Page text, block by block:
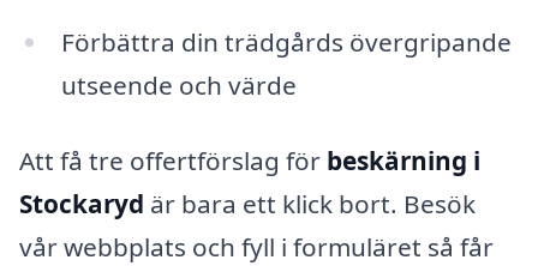
Förbättra din trädgårds övergripande
utseende och värde
Att få tre offertförslag för beskärning i
Stockaryd är bara ett klick bort. Besök
vår webbplats och fyll i formuläret så får